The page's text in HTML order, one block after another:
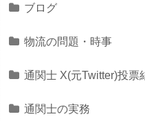
ブログ
物流の問題・時事
通関士 X(元Twitter)投票
通関士の実務